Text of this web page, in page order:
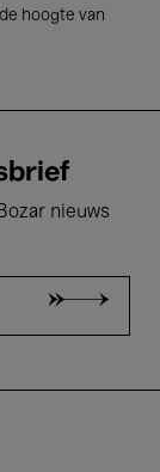
hoogte van
nieuws